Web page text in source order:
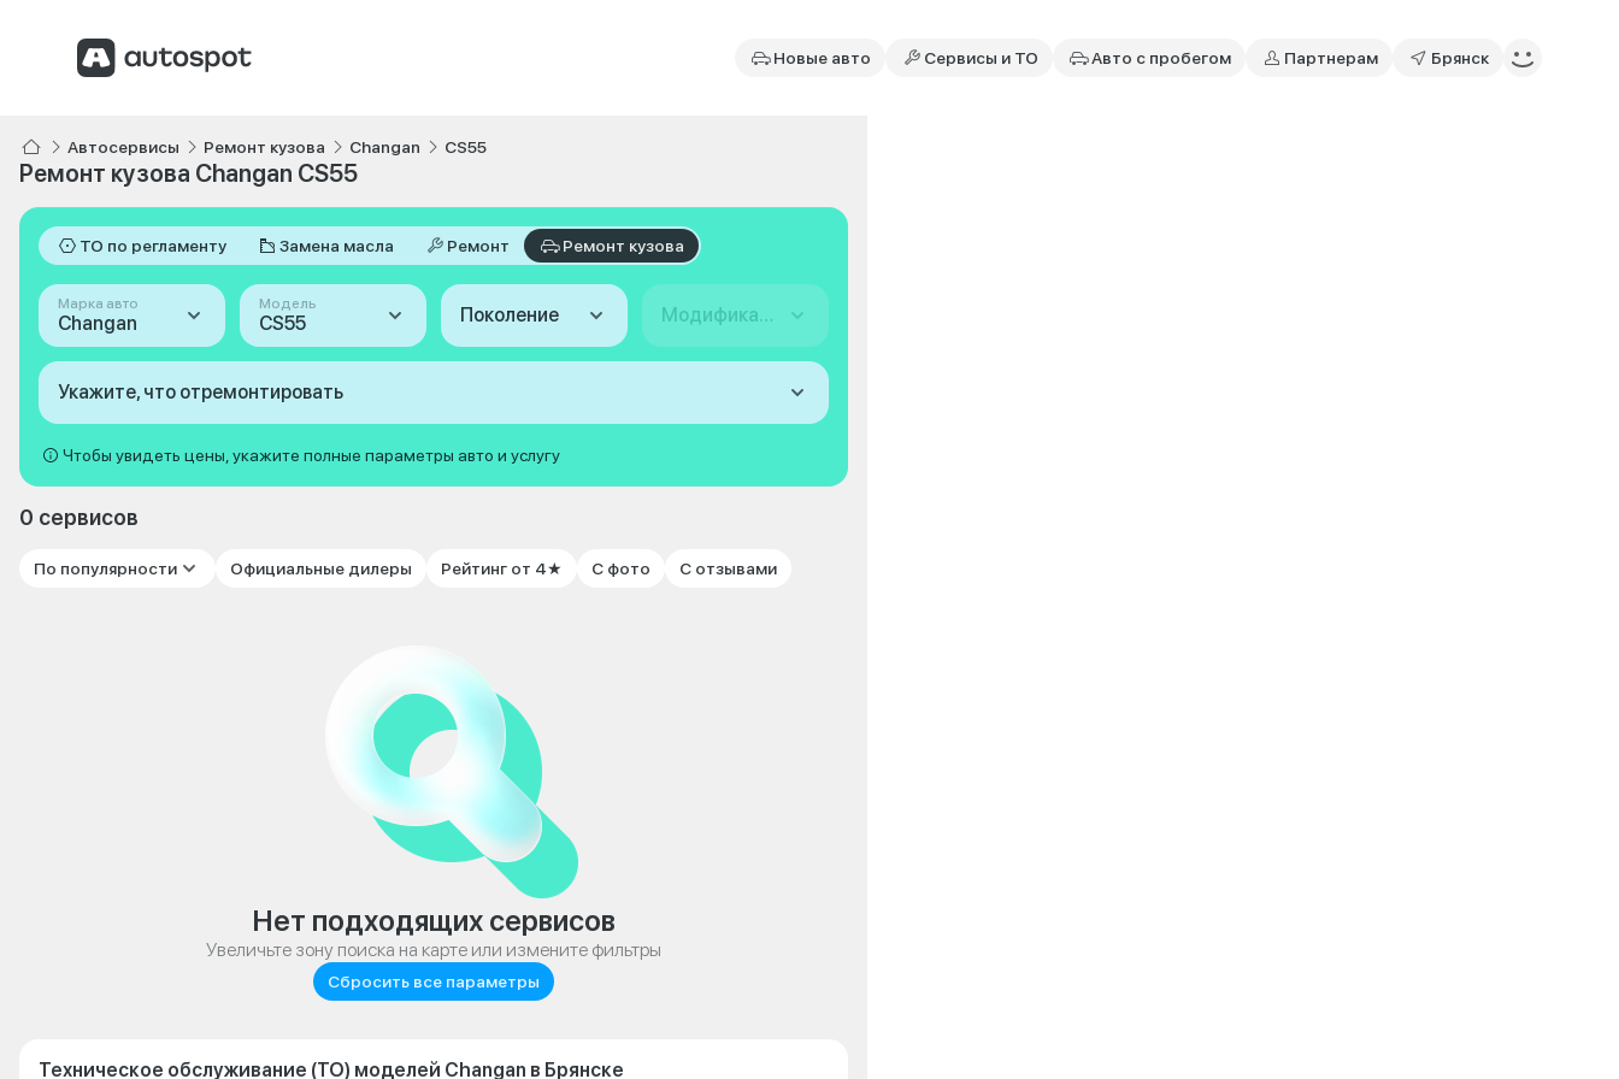
Новые авто Сервисы и ТО Авто с пробегом Партнерам Брянск
Автосервисы Ремонт кузова Changan CS55
Ремонт кузова Changan CS55
ТО по регламенту Замена масла Ремонт Ремонт кузова
Марка авто
Changan
Модель
CS55 Поколение Модификация
Укажите, что отремонтировать
Чтобы увидеть цены, укажите полные параметры авто и услугу
0 сервисов
По популярности Официальные дилеры Рейтинг от 4★ С фото С отзывами
Нет подходящих сервисов
Увеличьте зону поиска на карте или измените фильтры
Сбросить все параметры
Техническое обслуживание (ТО) моделей Changan в Брянске